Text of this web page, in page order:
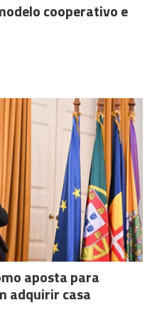
cooperativo e
aposta para
adquirir casa